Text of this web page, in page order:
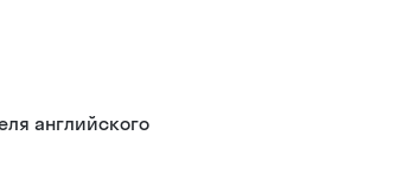
английского